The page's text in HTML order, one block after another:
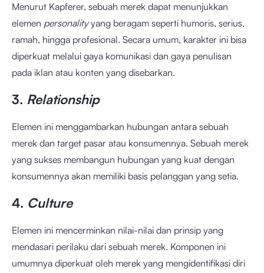
Menurut Kapferer, sebuah merek dapat menunjukkan
elemen personalityyang beragam seperti humoris, serius,
ramah, hingga profesional. Secara umum, karakter ini bisa
diperkuat melalui gaya komunikasi dan gaya penulisan
pada iklan atau konten yang disebarkan.
3. Relationship
Elemen ini menggambarkan hubungan antara sebuah
merek dan target pasar atau konsumennya. Sebuah merek
yang sukses membangun hubungan yang kuat dengan
konsumennya akan memiliki basis pelanggan yang setia.
4. Culture
Elemen ini mencerminkan nilai-nilai dan prinsip yang
mendasari perilaku dari sebuah merek. Komponen ini
umumnya diperkuat oleh merek yang mengidentifikasi diri